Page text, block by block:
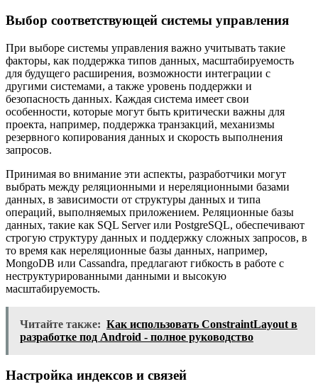
Выбор соответствующей системы управления
При выборе системы управления важно учитывать такие
факторы, как поддержка типов данных, масштабируемость
для будущего расширения, возможности интеграции с
другими системами, а также уровень поддержки и
безопасность данных. Каждая система имеет свои
особенности, которые могут быть критически важны для
проекта, например, поддержка транзакций, механизмы
резервного копирования данных и скорость выполнения
запросов.
Принимая во внимание эти аспекты, разработчики могут
выбрать между реляционными и нереляционными базами
данных, в зависимости от структуры данных и типа
операций, выполняемых приложением. Реляционные базы
данных, такие как SQL Server или PostgreSQL, обеспечивают
строгую структуру данных и поддержку сложных запросов, в
то время как нереляционные базы данных, например,
MongoDB или Cassandra, предлагают гибкость в работе с
неструктурированными данными и высокую
масштабируемость.
Читайте также: Как использовать ConstraintLayout в
разработке под Android - полное руководство
Настройка индексов и связей